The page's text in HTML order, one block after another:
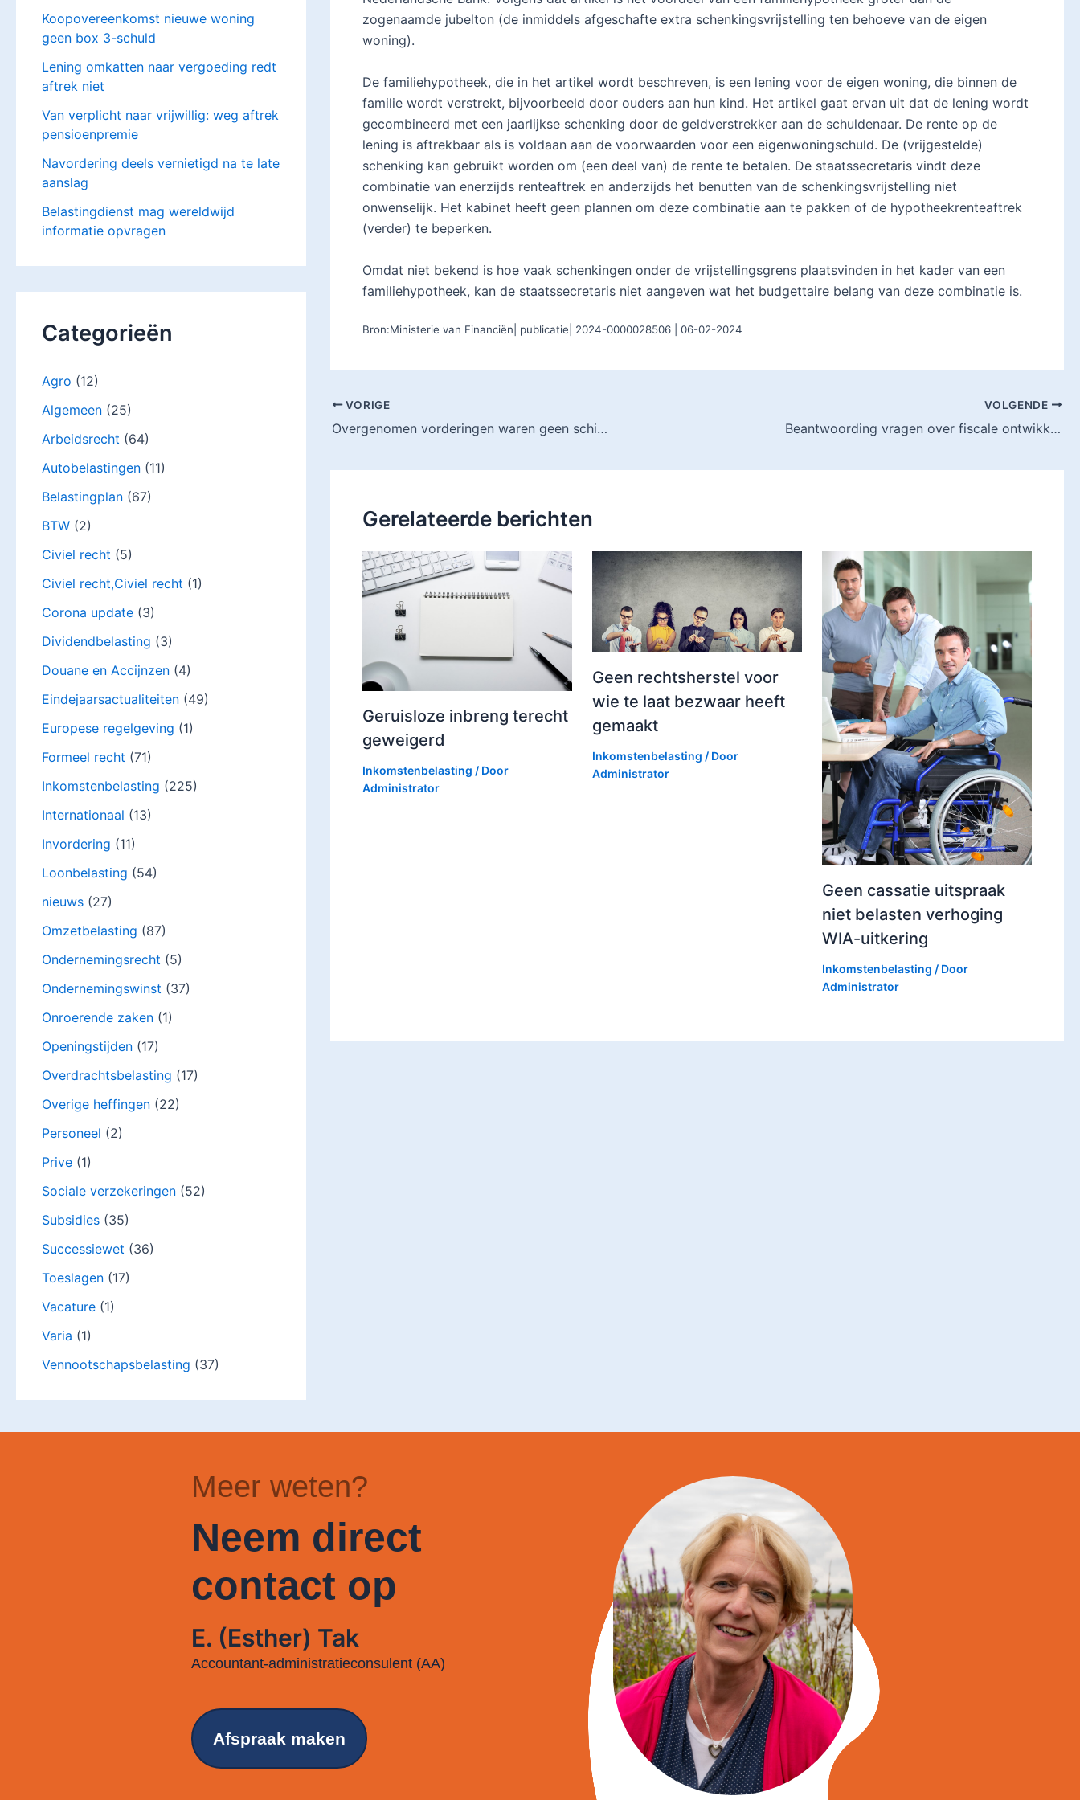
Koopovereenkomst nieuwe woning
geen box 3-schuld
Lening omkatten naar vergoeding redt
aftrek niet
Van verplicht naar vrijwillig: weg aftrek
pensioenpremie
Navordering deels vernietigd na te late
aanslag
Belastingdienst mag wereldwijd
informatie opvragen
Categorieën
Agro (12)
Algemeen (25)
Arbeidsrecht (64)
Autobelastingen (11)
Belastingplan (67)
BTW (2)
Civiel recht (5)
Civiel recht,Civiel recht (1)
Corona update (3)
Dividendbelasting (3)
Douane en Accijnzen (4)
Eindejaarsactualiteiten (49)
Europese regelgeving (1)
Formeel recht (71)
Inkomstenbelasting (225)
Internationaal (13)
Invordering (11)
Loonbelasting (54)
nieuws (27)
Omzetbelasting (87)
Ondernemingsrecht (5)
Ondernemingswinst (37)
Onroerende zaken (1)
Openingstijden (17)
Overdrachtsbelasting (17)
Overige heffingen (22)
Personeel (2)
Prive (1)
Sociale verzekeringen (52)
Subsidies (35)
Successiewet (36)
Toeslagen (17)
Vacature (1)
Varia (1)
Vennootschapsbelasting (37)
zogenaamde jubelton (de inmiddels afgeschafte extra schenkingsvrijstelling ten behoeve van de eigen
woning).
De familiehypotheek, die in het artikel wordt beschreven, is een lening voor de eigen woning, die binnen de
familie wordt verstrekt, bijvoorbeeld door ouders aan hun kind. Het artikel gaat ervan uit dat de lening wordt
gecombineerd met een jaarlijkse schenking door de geldverstrekker aan de schuldenaar. De rente op de
lening is aftrekbaar als is voldaan aan de voorwaarden voor een eigenwoningschuld. De (vrijgestelde)
schenking kan gebruikt worden om (een deel van) de rente te betalen. De staatssecretaris vindt deze
combinatie van enerzijds renteaftrek en anderzijds het benutten van de schenkingsvrijstelling niet
onwenselijk. Het kabinet heeft geen plannen om deze combinatie aan te pakken of de hypotheekrenteaftrek
(verder) te beperken.
Omdat niet bekend is hoe vaak schenkingen onder de vrijstellingsgrens plaatsvinden in het kader van een
familiehypotheek, kan de staatssecretaris niet aangeven wat het budgettaire belang van deze combinatie is.
Bron:Ministerie van Financiën| publicatie| 2024-0000028506 | 06-02-2024
VORIGE
Overgenomen vorderingen waren geen schijnleningen
VOLGENDE
Beantwoording vragen over fiscale ontwikkelingen grenswerkers
Gerelateerde berichten
Geruisloze inbreng terecht
geweigerd
Inkomstenbelasting / Door
Administrator
Geen rechtsherstel voor
wie te laat bezwaar heeft
gemaakt
Inkomstenbelasting / Door
Administrator
Geen cassatie uitspraak
niet belasten verhoging
WIA-uitkering
Inkomstenbelasting / Door
Administrator
Meer weten?
Neem direct
contact op
E. (Esther) Tak
Accountant-administratieconsulent (AA)
Afspraak maken